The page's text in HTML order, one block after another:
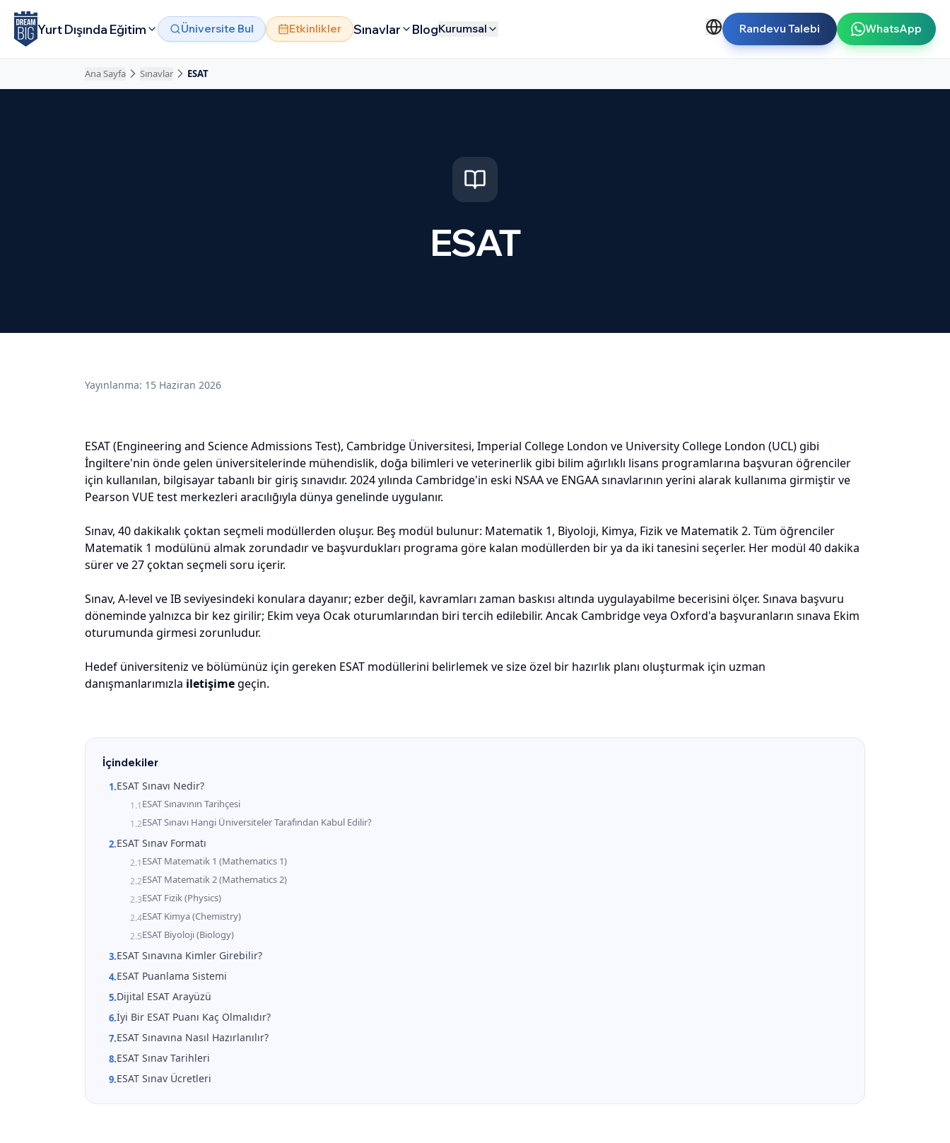
Ana içeriğe atla
Yurt Dışında Eğitim Üniversite Bul Etkinlikler Sınavlar BlogKurumsal Randevu Talebi WhatsApp
Ana Sayfa Sınavlar ESAT
ESAT
Yayınlanma: 15 Haziran 2026
ESAT (Engineering and Science Admissions Test), Cambridge Üniversitesi, Imperial College London ve University College London (UCL) gibi
İngiltere'nin önde gelen üniversitelerinde mühendislik, doğa bilimleri ve veterinerlik gibi bilim ağırlıklı lisans programlarına başvuran öğrenciler
için kullanılan, bilgisayar tabanlı bir giriş sınavıdır. 2024 yılında Cambridge'in eski NSAA ve ENGAA sınavlarının yerini alarak kullanıma girmiştir ve
Pearson VUE test merkezleri aracılığıyla dünya genelinde uygulanır.
Sınav, 40 dakikalık çoktan seçmeli modüllerden oluşur. Beş modül bulunur: Matematik 1, Biyoloji, Kimya, Fizik ve Matematik 2. Tüm öğrenciler
Matematik 1 modülünü almak zorundadır ve başvurdukları programa göre kalan modüllerden bir ya da iki tanesini seçerler. Her modül 40 dakika
sürer ve 27 çoktan seçmeli soru içerir.
Sınav, A-level ve IB seviyesindeki konulara dayanır; ezber değil, kavramları zaman baskısı altında uygulayabilme becerisini ölçer. Sınava başvuru
döneminde yalnızca bir kez girilir; Ekim veya Ocak oturumlarından biri tercih edilebilir. Ancak Cambridge veya Oxford'a başvuranların sınava Ekim
oturumunda girmesi zorunludur.
Hedef üniversiteniz ve bölümünüz için gereken ESAT modüllerini belirlemek ve size özel bir hazırlık planı oluşturmak için uzman
danışmanlarımızla iletişimegeçin.
İçindekiler
1.ESAT Sınavı Nedir?
1.1ESAT Sınavının Tarihçesi
1.2ESAT Sınavı Hangi Üniversiteler Tarafından Kabul Edilir?
2.ESAT Sınav Formatı
2.1ESAT Matematik 1 (Mathematics 1)
2.2ESAT Matematik 2 (Mathematics 2)
2.3ESAT Fizik (Physics)
2.4ESAT Kimya (Chemistry)
2.5ESAT Biyoloji (Biology)
3.ESAT Sınavına Kimler Girebilir?
4.ESAT Puanlama Sistemi
5.Dijital ESAT Arayüzü
6.İyi Bir ESAT Puanı Kaç Olmalıdır?
7.ESAT Sınavına Nasıl Hazırlanılır?
8.ESAT Sınav Tarihleri
9.ESAT Sınav Ücretleri